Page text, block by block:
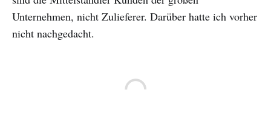
Unternehmen, nicht Zulieferer. Darüber hatte ich vorher
nicht nachgedacht.